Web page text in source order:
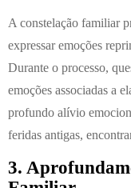
A constelação familiar
expressar emoções
Durante o processo,
emoções associadas a
profundo alívio
feridas antigas,
3.